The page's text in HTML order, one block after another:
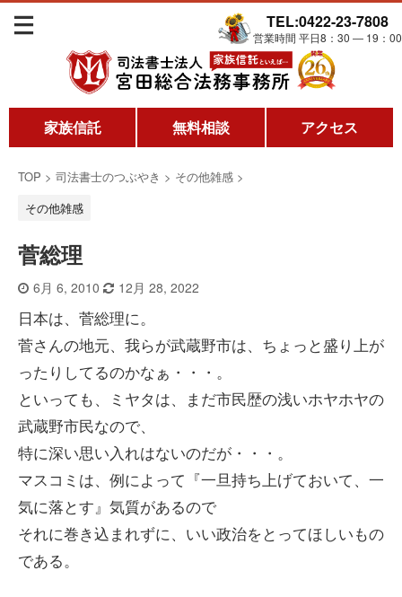
TEL:0422-23-7808
営業時間 平日8：30 ― 19：00
家族信託 無料相談 アクセス
TOP > 司法書士のつぶやき > その他雑感 >
その他雑感
菅総理
6月 6, 2010 12月 28, 2022
日本は、菅総理に。
菅さんの地元、我らが武蔵野市は、ちょっと盛り上が
ったりしてるのかなぁ・・・。
といっても、ミヤタは、まだ市民歴の浅いホヤホヤの
武蔵野市民なので、
特に深い思い入れはないのだが・・・。
マスコミは、例によって『一旦持ち上げておいて、一
気に落とす』気質があるので
それに巻き込まれずに、いい政治をとってほしいもの
である。